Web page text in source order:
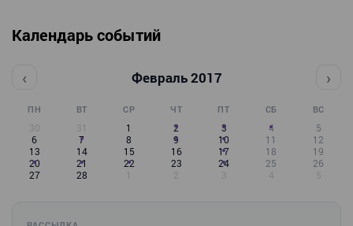
Календарь событий
‹ Февраль 2017 ›
ПН ВТ СР ЧТ ПТ СБ ВС
30 31 1 2 3 4
5
6
7 8 9 10 11
12
13
14 15 16 17 18
19
20
21 22 23 24 25
26
27
28 1 2 3 4 5